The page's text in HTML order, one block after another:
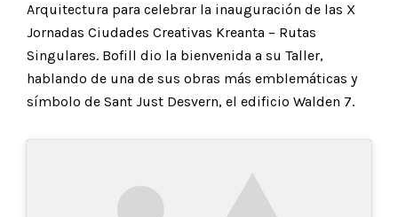
Arquitectura para celebrar la inauguración de las X
Jornadas Ciudades Creativas Kreanta – Rutas
Singulares. Bofill dio la bienvenida a su Taller,
hablando de una de sus obras más emblemáticas y
símbolo de Sant Just Desvern, el edificio Walden 7.